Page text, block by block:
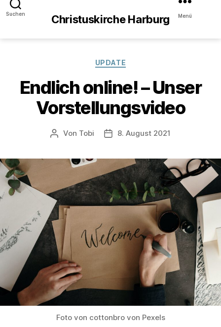
Suchen Christuskirche Harburg Menü
Kategorien
UPDATE
Endlich online! – Unser
Vorstellungsvideo
Beitragsautor
Von Tobi Veröffentlichungsdatum
8. August 2021
Foto von cottonbro von Pexels